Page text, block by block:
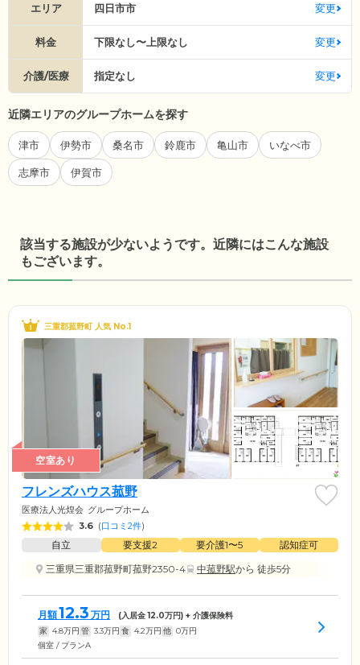
エリア 四日市市 変更
料金 下限なし〜上限なし 変更
介護/医療 指定なし 変更
近隣エリアのグループホームを探す
津市 伊勢市 桑名市 鈴鹿市 亀山市 いなべ市
志摩市 伊賀市
該当する施設が少ないようです。近隣にはこんな施設
もございます。
三重郡菰野町 人気 No.1
空室あり
フレンズハウス菰野
医療法人光煌会 グループホーム
3.6 (口コミ2件)
自立 要支援2 要介護1〜5
認知症可
三重県三重郡菰野町菰野2350-4
中菰野駅から 徒歩5分
月額12.3 万円 (入居金12.0万円) + 介護保険料
家 4.8万円 管 3.3万円 食 4.2万円 他 0万円
個室 / プランA